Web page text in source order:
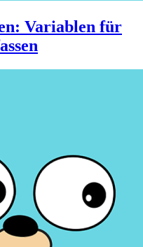
Variablen für